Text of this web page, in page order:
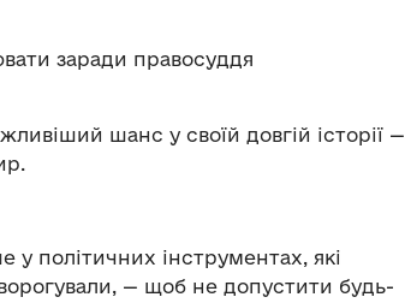
заради правосуддя
шанс у своїй довгій історії —
у політичних інструментах, які
— щоб не допустити будь-